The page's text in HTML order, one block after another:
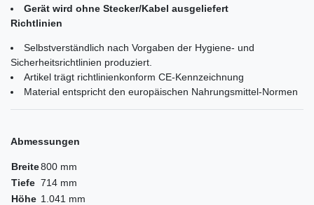
Gerät wird ohne Stecker/Kabel ausgeliefert
Richtlinien
Selbstverständlich nach Vorgaben der Hygiene- und
Sicherheitsrichtlinien produziert.
Artikel trägt richtlinienkonform CE-Kennzeichnung
Material entspricht den europäischen Nahrungsmittel-Normen
Abmessungen
Breite800 mm
Tiefe 714 mm
Höhe 1.041 mm